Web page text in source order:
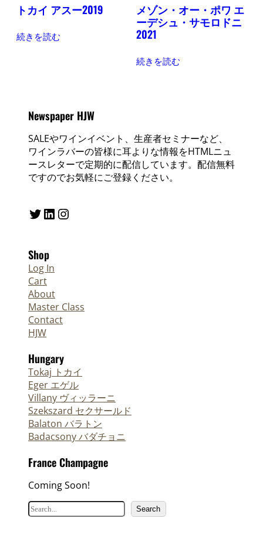
トカイ アスー2019
続きを読む
メゾン・オー・ポワ エ
ーデシュ・サモロドニ
2021
続きを読む
Newspaper HJW
SALEやワインイベント、生産者セミナーなど、
ワインラバーの皆様に耳よりな情報をHTMLニュ
ースレターで定期的に配信しています。配信無料
ですのでお気軽にご登録ください。
Twitter LinkedIn Instagram
Shop
Log In
Cart
About
Master Class
Contact
HJW
Hungary
Tokaj トカイ
Eger エゲル
Villany ヴィッラーニ
Szekszard セクサールド
Balaton バラトン
Badacsony バダチョニ
France Champagne
Coming Soon!
検
索
Search